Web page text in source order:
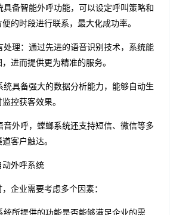
备智能外呼功能，可以设定呼叫策略和
的时段进行联系，最大化成功率。
理：通过先进的语音识别技术，系统能
进而提供更为精准的服务。
具备强大的数据分析能力，能够自动生
控获客效果。
外呼，螳螂系统还支持短信、微信等多
客户触达。
外呼系统
企业需要考虑多个因素：
所提供的功能是否能够满足企业的需